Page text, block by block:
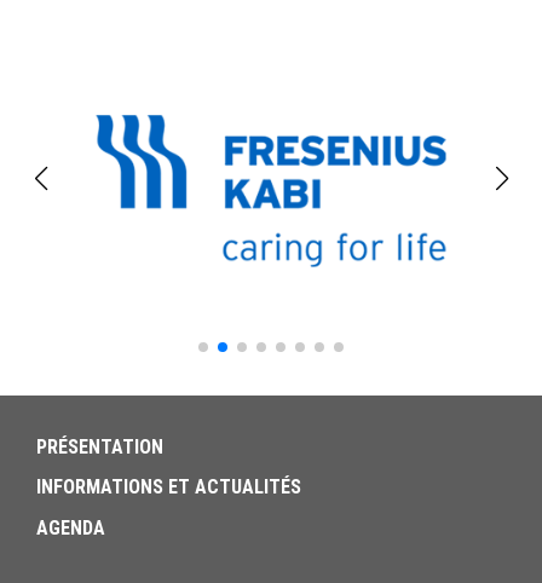
PRÉSENTATION
INFORMATIONS ET ACTUALITÉS
AGENDA